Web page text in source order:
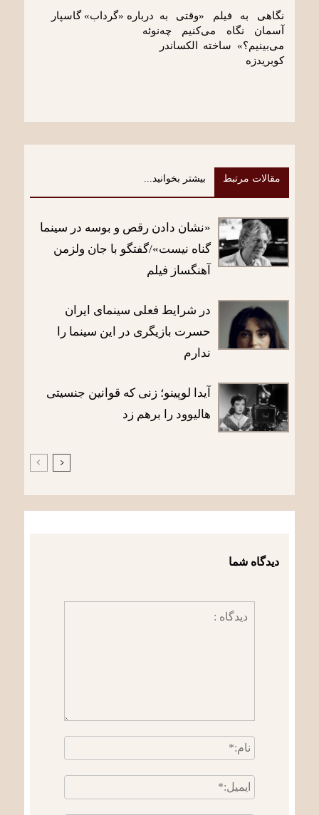
نگاهی به فیلم «وقتی به
آسمان نگاه می‌کنیم چه
می‌بینیم؟» ساخته الکساندر
کوبریدزه
درباره «گرداب» گاسپار
نوئه
مقالات مرتبط بیشتر بخوانید...
«نشان دادن رقص و بوسه در سینما
گناه نیست»/گفتگو با جان ولزمن
آهنگساز فیلم
در شرایط فعلی سینمای ایران
حسرت بازیگری در این سینما را
ندارم
آیدا لوپینو؛ زنی که قوانین جنسیتی
هالیوود را برهم زد
دیدگاه شما